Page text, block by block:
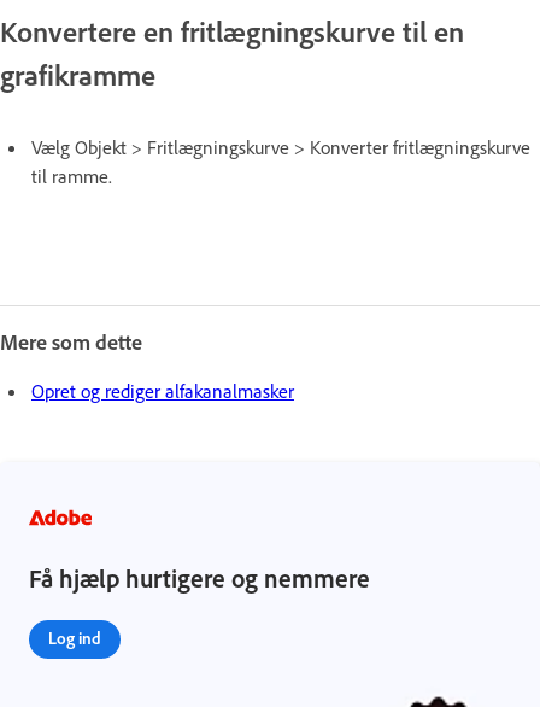
Konvertere en fritlægningskurve til en
grafikramme
Vælg Objekt > Fritlægningskurve > Konverter fritlægningskurve
til ramme.
Mere som dette
Opret og rediger alfakanalmasker
Få hjælp hurtigere og nemmere
Log ind